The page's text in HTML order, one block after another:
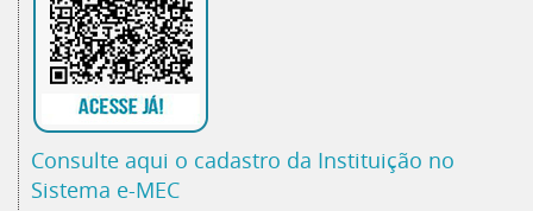
Consulte aqui o cadastro da Instituição no
Sistema e-MEC